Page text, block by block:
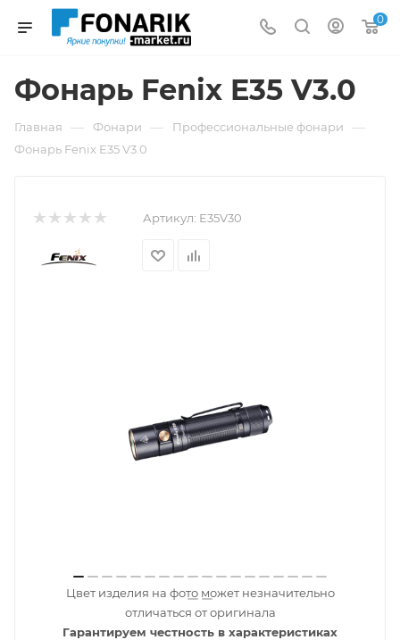
0
Фонарь Fenix E35 V3.0
Главная — Фонари — Профессиональные фонари —
Фонарь Fenix E35 V3.0
Артикул: E35V30
Цвет изделия на фото может незначительно
отличаться от оригинала
Гарантируем честность в характеристиках